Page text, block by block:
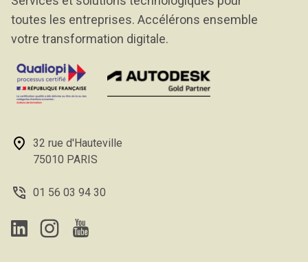
toutes les entreprises. Accélérons ensemble
votre transformation digitale.
32 rue d'Hauteville
75010 PARIS
01 56 03 94 30